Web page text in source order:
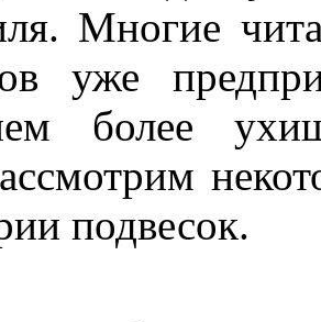
Многие
уже
более
подвесок.